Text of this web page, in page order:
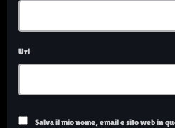
Url
Salva il mio nome, email e sito web in